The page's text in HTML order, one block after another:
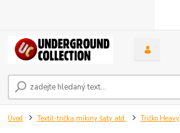
Úvod Textil-trička,mikiny šaty atd. Tričko Heavy